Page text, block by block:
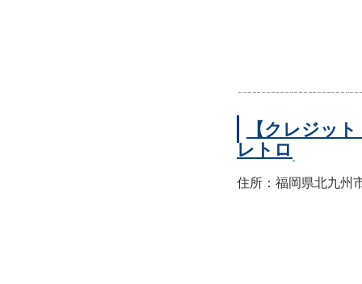
【クレジッ
レトロ
住所：福岡県北九州